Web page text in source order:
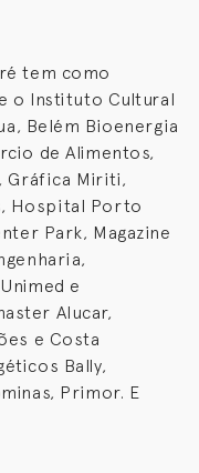
tem como
o Instituto Cultural
Belém Bioenergia
de Alimentos,
Gráfica Miriti,
Hospital Porto
Park, Magazine
e
Alucar,
e Costa
Bally,
Primor. E